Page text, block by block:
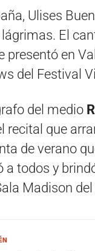
Ulises
El
presentó en
del Festival
del medio
recital que
de verano
a todos y
Madison